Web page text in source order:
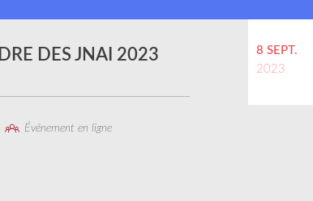
8 SEPT.
2023
DES JNAI 2023
Événement en ligne